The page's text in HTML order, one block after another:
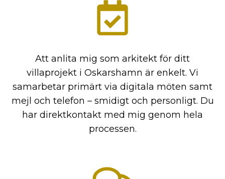
Att anlita mig som arkitekt för ditt
villaprojekt i Oskarshamn är enkelt. Vi
samarbetar primärt via digitala möten samt
mejl och telefon – smidigt och personligt. Du
har direktkontakt med mig genom hela
processen.